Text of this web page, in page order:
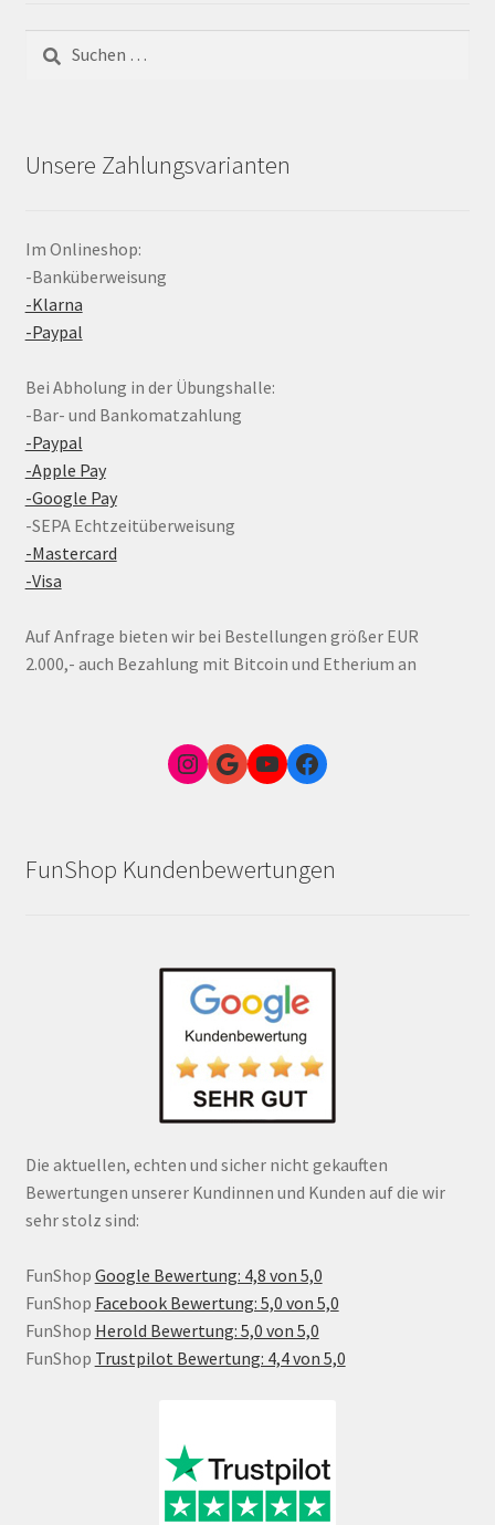
Suchen
nach:
Unsere Zahlungsvarianten
Im Onlineshop:
-Banküberweisung
-Klarna
-Paypal
Bei Abholung in der Übungshalle:
-Bar- und Bankomatzahlung
-Paypal
-Apple Pay
-Google Pay
-SEPA Echtzeitüberweisung
-Mastercard
-Visa
Auf Anfrage bieten wir bei Bestellungen größer EUR
2.000,- auch Bezahlung mit Bitcoin und Etherium an
Instagram
Google Link zum FunShop WienYouTubeFacebook
FunShop Kundenbewertungen
Die aktuellen, echten und sicher nicht gekauften
Bewertungen unserer Kundinnen und Kunden auf die wir
sehr stolz sind:
FunShop Google Bewertung: 4,8 von 5,0
FunShop Facebook Bewertung: 5,0 von 5,0
FunShop Herold Bewertung: 5,0 von 5,0
FunShop Trustpilot Bewertung: 4,4 von 5,0